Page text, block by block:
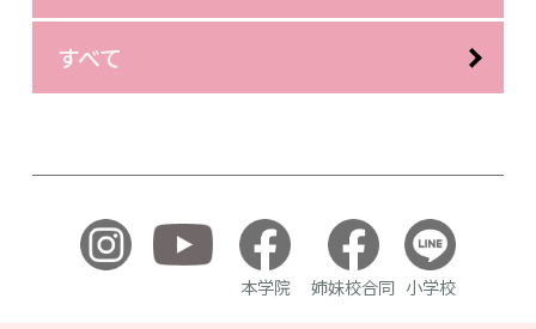
すべて
本学院 姉妹校合同 小学校